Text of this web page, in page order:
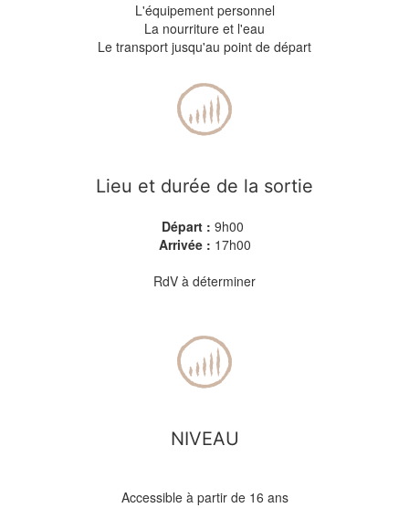
L'équipement personnel
La nourriture et l'eau
Le transport jusqu'au point de départ
Lieu et durée de la sortie
Départ : 9h00
Arrivée : 17h00
RdV à déterminer
NIVEAU
Accessible à partir de 16 ans